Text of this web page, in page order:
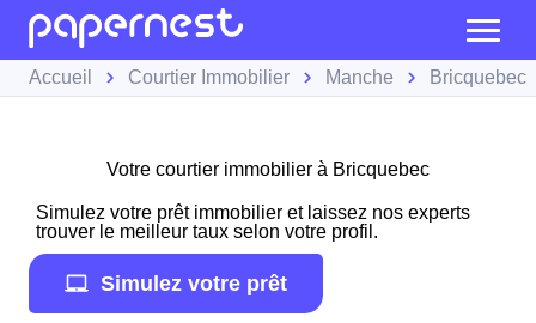
Accueil Courtier Immobilier Manche Bricquebec
Votre courtier immobilier à Bricquebec
Simulez votre prêt immobilier et laissez nos experts
trouver le meilleur taux selon votre profil.
Simulez votre prêt